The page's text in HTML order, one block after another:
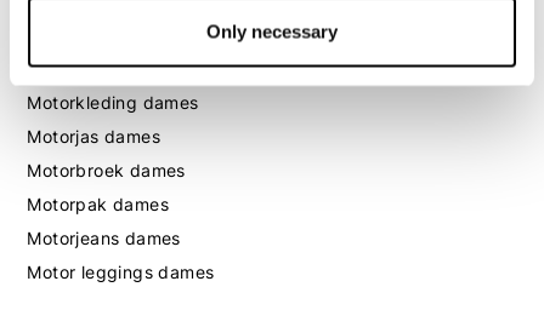
Only necessary
Dames
Motorkleding dames
Motorjas dames
Motorbroek dames
Motorpak dames
Motorjeans dames
Motor leggings dames